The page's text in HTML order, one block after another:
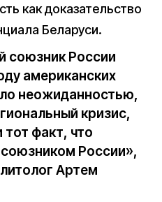
как доказательство
Беларуси.
союзник России
американских
неожиданностью,
кризис,
тот факт, что
России»,
Артем